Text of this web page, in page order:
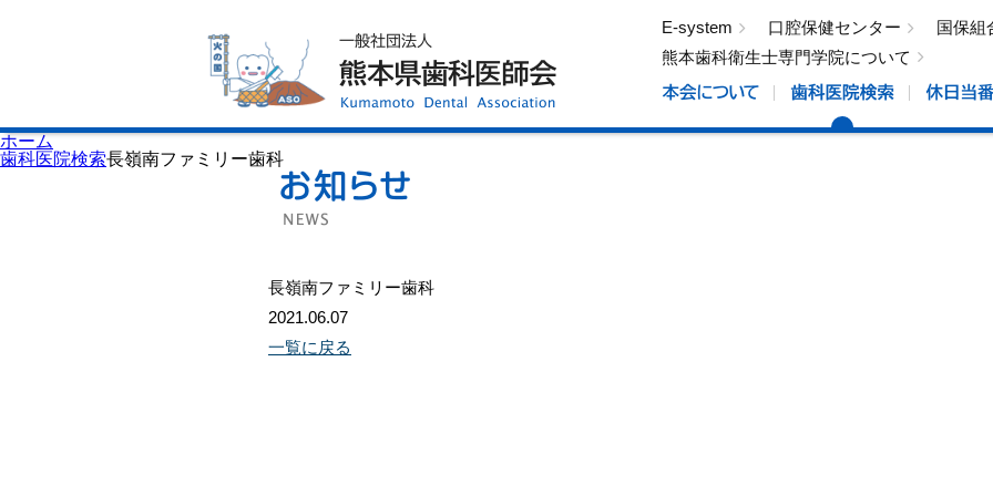
E-system 口腔保健センター
国保組
熊本歯科衛生士専門学院について
ホーム
歯科医院検索長嶺南ファミリー歯科
長嶺南ファミリー歯科
2021.06.07
一覧に戻る
歯科医院検索
休日当番医
イベント案内
歯の豆知識
口腔保健センター
国保組合からのお知らせ
熊本歯科衛生士専門学院
会員専用ページ
プライバシーポリシー
サイトマップ